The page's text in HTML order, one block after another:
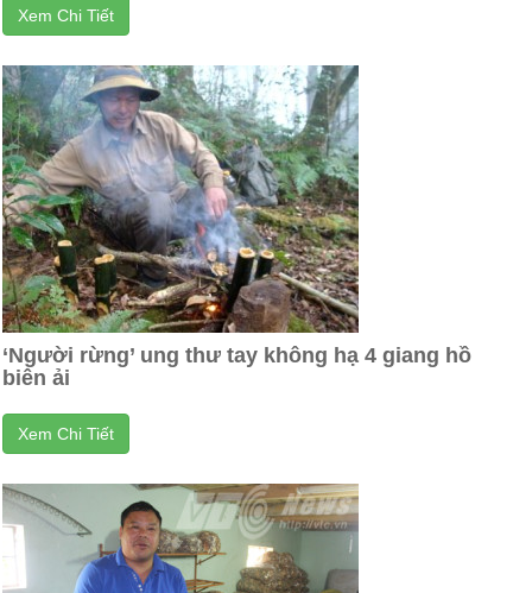
Xem Chi Tiết
‘Người rừng’ ung thư tay không hạ 4 giang hồ
biên ải
Xem Chi Tiết